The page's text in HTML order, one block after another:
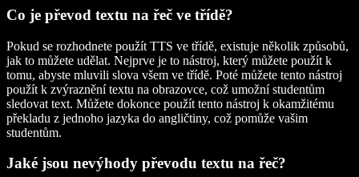
Co je převod textu na řeč ve třídě?
Pokud se rozhodnete použít TTS ve třídě, existuje několik způsobů,
jak to můžete udělat. Nejprve je to nástroj, který můžete použít k
tomu, abyste mluvili slova všem ve třídě. Poté můžete tento nástroj
použít k zvýraznění textu na obrazovce, což umožní studentům
sledovat text. Můžete dokonce použít tento nástroj k okamžitému
překladu z jednoho jazyka do angličtiny, což pomůže vašim
studentům.
Jaké jsou nevýhody převodu textu na řeč?